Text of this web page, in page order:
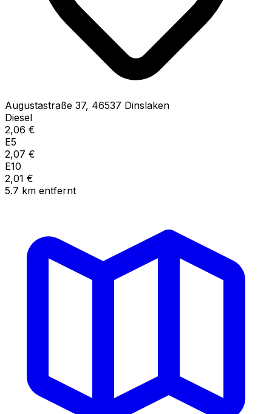
Augustastraße 37, 46537 Dinslaken
Diesel
2,06 €
E5
2,07 €
E10
2,01 €
5.7 km entfernt